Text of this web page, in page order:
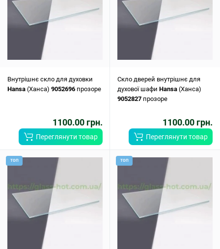
Внутрішнє скло для духовки
Hansa (Ханса) 9052696 прозоре
1100.00 грн.
Переглянути товар
Скло дверей внутрішнє для
духової шафи Hansa (Ханса)
9052827 прозоре
1100.00 грн.
Переглянути товар
ТОП ТОП